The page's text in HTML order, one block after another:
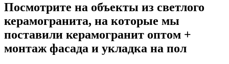
Посмотрите на объекты из светлого
керамогранита, на которые мы
поставили керамогранит оптом +
монтаж фасада и укладка на пол